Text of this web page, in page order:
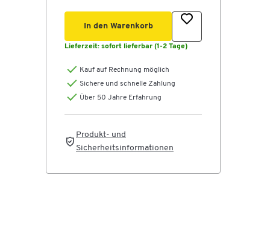
In den Warenkorb
Lieferzeit: sofort lieferbar (1-2 Tage)
Kauf auf Rechnung möglich
Sichere und schnelle Zahlung
Über 50 Jahre Erfahrung
Produkt- und
Sicherheitsinformationen